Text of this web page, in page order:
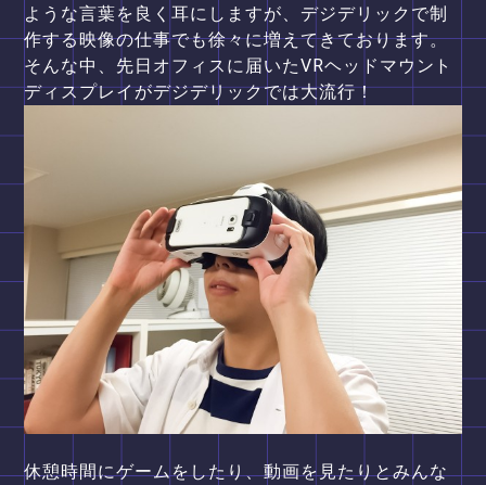
ような言葉を良く耳にしますが、デジデリックで制
作する映像の仕事でも徐々に増えてきております。
そんな中、先日オフィスに届いたVRヘッドマウント
ディスプレイがデジデリックでは大流行！
休憩時間にゲームをしたり、動画を見たりとみんな